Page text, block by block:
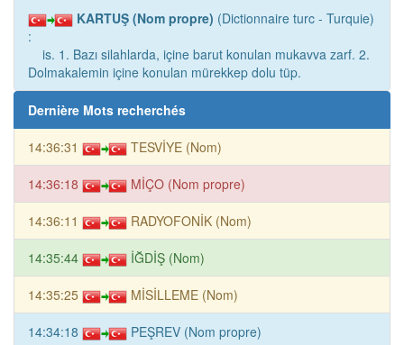
KARTUŞ (Nom propre) (Dictionnaire turc - Turquie)
:
is. 1. Bazı silahlarda, içine barut konulan mukavva zarf. 2.
Dolmakalemin içine konulan mürekkep dolu tüp.
Dernière Mots recherchés
14:36:31 TESVİYE (Nom)
14:36:18 MİÇO (Nom propre)
14:36:11 RADYOFONİK (Nom)
14:35:44 İĞDİŞ (Nom)
14:35:25 MİSİLLEME (Nom)
14:34:18 PEŞREV (Nom propre)